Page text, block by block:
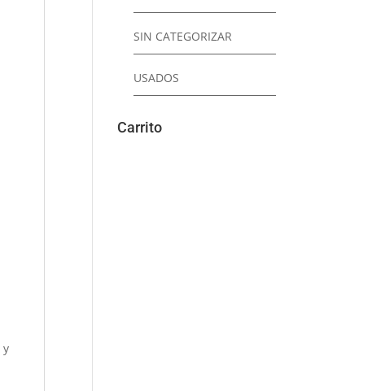
y
SIN CATEGORIZAR
USADOS
Carrito